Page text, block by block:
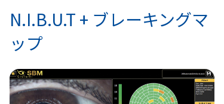
N.I.B.U.T + ブレーキングマ
ップ